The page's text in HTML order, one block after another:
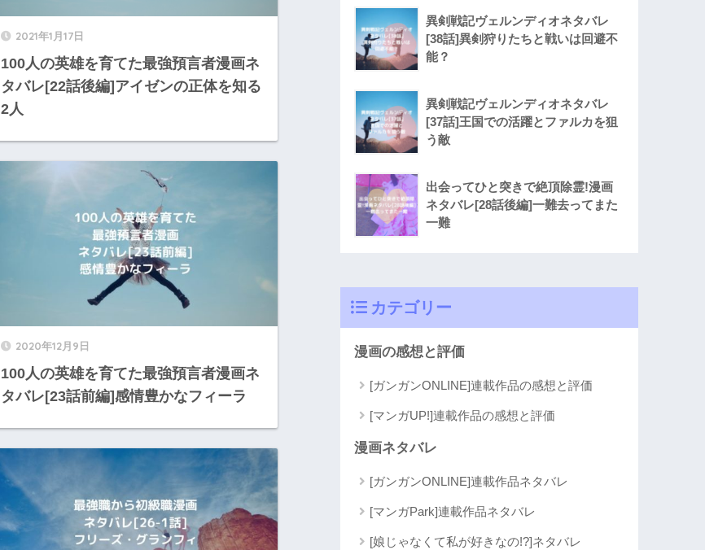
2021年1月17日
100人の英雄を育てた最強預言者漫画ネ
タバレ[22話後編]アイゼンの正体を知る
2人
2020年12月9日
100人の英雄を育てた最強預言者漫画ネ
タバレ[23話前編]感情豊かなフィーラ
異剣戦記ヴェルンディオネタバレ
[38話]異剣狩りたちと戦いは回避不
能？
異剣戦記ヴェルンディオネタバレ
[37話]王国での活躍とファルカを狙
う敵
出会ってひと突きで絶頂除霊!漫画
ネタバレ[28話後編]一難去ってまた
一難
カテゴリー
漫画の感想と評価
[ガンガンONLINE]連載作品の感想と評価
[マンガUP!]連載作品の感想と評価
漫画ネタバレ
[ガンガンONLINE]連載作品ネタバレ
[マンガPark]連載作品ネタバレ
[娘じゃなくて私が好きなの!?]ネタバレ